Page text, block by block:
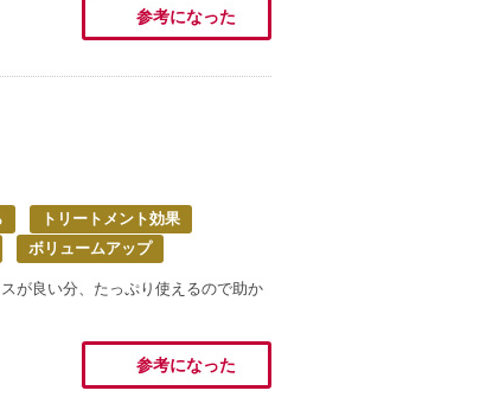
参考になった
トリートメント効果
ボリュームアップ
が良い分、たっぷり使えるので助か
参考になった